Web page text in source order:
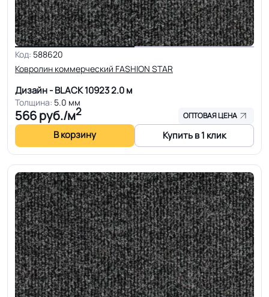
Код: 588620
Ковролин коммерческий FASHION STAR
Дизайн - BLACK 109232.0 м
Толщина: 5.0 мм
566руб./м2 ОПТОВАЯ ЦЕНА
В корзину Купить в 1 клик